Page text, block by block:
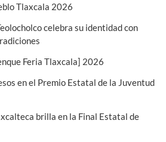
Tlaxcala 2026
celebra su identidad con
Feria Tlaxcala] 2026
en el Premio Estatal de la Juventud
brilla en la Final Estatal de